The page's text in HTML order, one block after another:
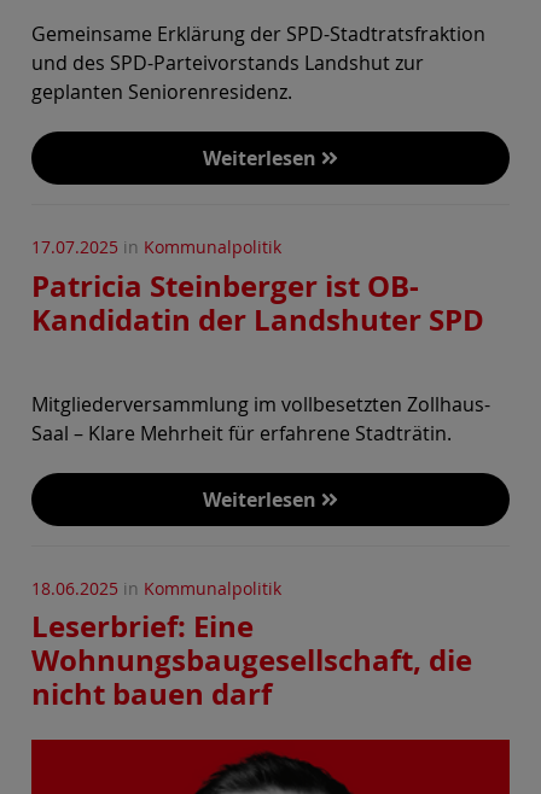
Gemeinsame Erklärung der SPD-Stadtratsfraktion
und des SPD-Parteivorstands Landshut zur
geplanten Seniorenresidenz.
Weiterlesen
17.07.2025 in Kommunalpolitik
Patricia Steinberger ist OB-
Kandidatin der Landshuter SPD
Mitgliederversammlung im vollbesetzten Zollhaus-
Saal – Klare Mehrheit für erfahrene Stadträtin.
Weiterlesen
18.06.2025 in Kommunalpolitik
Leserbrief: Eine
Wohnungsbaugesellschaft, die
nicht bauen darf